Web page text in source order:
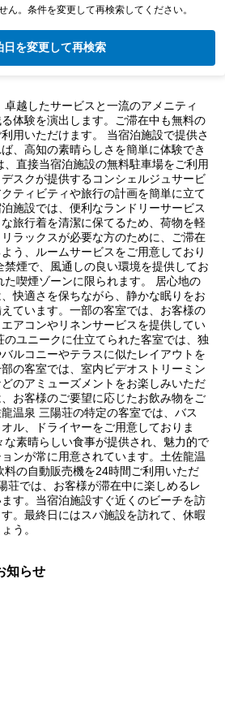
ん。条件を変更して再検索してください。
日を変更して再検索
越したサービスと一流のアメニティ
体験を演出します。ご滞在中も無料の
用いただけます。 当宿泊施設で提供さ
、高知の素晴らしさを簡単に体験でき
、直接当宿泊施設の無料駐車場をご利用
スクが提供するコンシェルジュサービ
ティビティや旅行の計画を簡単に立て
施設では、便利なランドリーサービス
旅行着を清潔に保てるため、荷物を軽
ラックスが必要な方のために、ご滞在
う、ルームサービスをご用意しており
禁煙で、風通しの良い環境を提供してお
た喫煙ゾーンに限られます。 居心地の
快適さを保ちながら、静かな眠りをお
ています。一部の客室では、お客様の
アコンやリネンサービスを提供してい
のユニークに仕立てられた客室では、独
ルコニーやテラスに似たレイアウトを
の客室では、室内ビデオストリーミン
のアミューズメントをお楽しみいただ
お客様のご要望に応じたお飲み物をご
温泉 三陽荘の特定の客室では、バス
ル、ドライヤーをご用意しておりま
素晴らしい食事が提供され、魅力的で
ンが常に用意されています。土佐龍温
料の自動販売機を24時間ご利用いただ
荘では、お客様が滞在中に楽しめるレ
す。当宿泊施設すぐ近くのビーチを訪
。最終日にはスパ施設を訪れて、休暇
う。
知らせ